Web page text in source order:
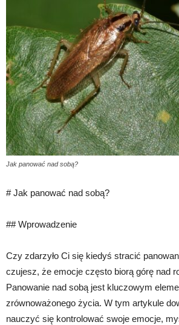
Jak panować nad sobą?
# Jak panować nad sobą?
## Wprowadzenie
Czy zdarzyło Ci się kiedyś stracić
czujesz, że emocje często biorą górę nad
Panowanie nad sobą jest kluczowym
zrównoważonego życia. W tym artykule
nauczyć się kontrolować swoje emocje,